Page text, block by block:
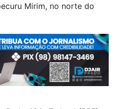
Mirim, no norte do